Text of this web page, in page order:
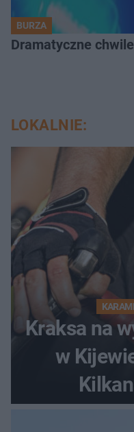
BURZA
Dramatyczne
LOKALNIE:
Kraksa na
w